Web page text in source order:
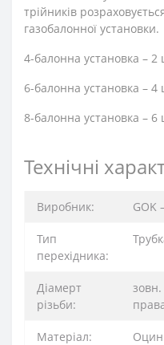
трійників
газобалонної установки.
4-балонна установка – 2
6-балонна установка – 4
8-балонна установка – 6
Технічні
Виробник: GOK
Тип
перехідника:
Діамерт
різьби:
Матеріал: